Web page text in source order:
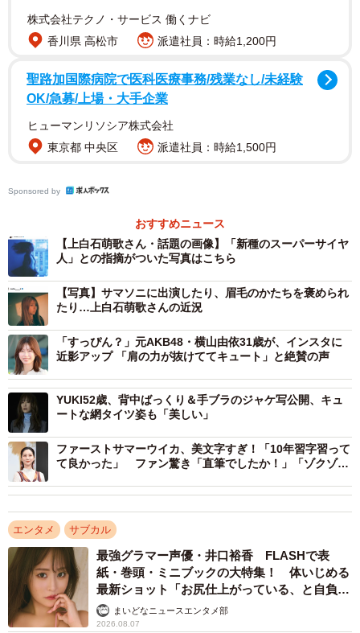
上白石萌歌さんのインスタグラム（@moka____k）より
この投稿にファンからは、「ステキだよー」「もかちんか
っこいい」「作品を出す度にジャケットもドンドンカッコ
よくなってて今回のジャケットも最高です！」といった声
が続々と。「新種のスーパーサイヤ人、ですか？？？」
「萌歌ちゃん髪サラサラしてそう」「素敵な写真、どうや
って撮ってるんだろうか?」といったコメントもありまし
た。
株式会社テクノ・サービス 働くナビ
香川県 高松市
派遣社員：時給1,200円
聖路加国際病院で医科医療事務/残業なし/未経験
OK/急募/上場・大手企業
ヒューマンリソシア株式会社
東京都 中央区
派遣社員：時給1,500円
Sponsored by
おすすめニュース
【上白石萌歌さん・話題の画像】「新種のスーパーサイヤ
人」との指摘がついた写真はこちら
【写真】サマソニに出演したり、眉毛のかたちを褒められ
たり…上白石萌歌さんの近況
「すっぴん？」元AKB48・横山由依31歳が、インスタに
近影アップ 「肩の力が抜けててキュート」と絶賛の声
YUKI52歳、背中ばっくり＆手ブラのジャケ写公開、キュ
ートな網タイツ姿も「美しい」
ファーストサマーウイカ、美文字すぎ！「10年習字習って
て良かった」 ファン驚き「直筆でしたか！」「ゾクゾク
エンタメ サブカル
最強グラマー声優・井口裕香 FLASHで表
紙・巻頭・ミニブックの大特集！ 体いじめる
最新ショット「お尻仕上がっている、と自負し
ています」「いくつになっても理想の身体でい
たい」
まいどなニュースエンタメ部
2026.08.07